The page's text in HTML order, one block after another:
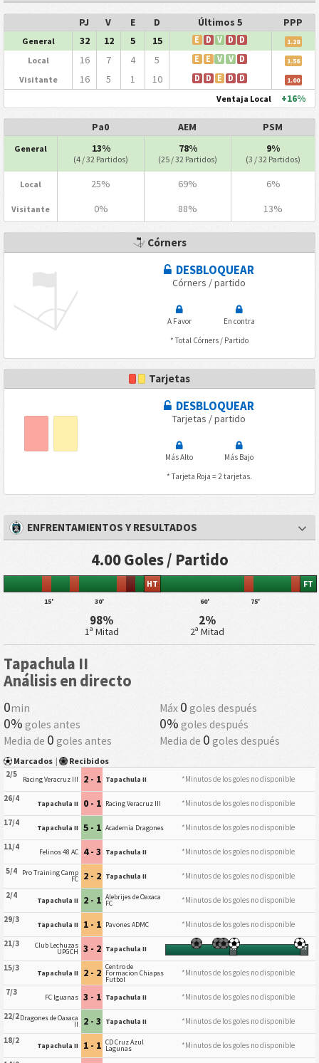
PJ V E D Últimos 5 PPP
General 32 12 5 15 E D V D D 1.28
Local 16 7 4 5 E E V V D 1.56
Visitante 16 5 1 10 D D E D D 1.00
Ventaja Local +16%
Pa0 AEM PSM
General 13%
(4 / 32 Partidos)
78%
(25 / 32 Partidos)
9%
(3 / 32 Partidos)
Local 25% 69% 6%
Visitante 0% 88% 13%
Córners
DESBLOQUEAR
Córners / partido
A Favor
En contra
* Total Córners / Partido
Tarjetas
DESBLOQUEAR
Tarjetas / partido
Más Alto
Más Bajo
* Tarjeta Roja = 2 tarjetas.
ENFRENTAMIENTOS Y RESULTADOS
4.00 Goles / Partido
15' 30'
HT
60' 75'
FT
98%
1ª Mitad
2%
2ª Mitad
Tapachula II
Análisis en directo
0min Máx 0 goles después
0% goles antes 0% goles después
Media de 0 goles antes Media de 0 goles después
Marcados | Recibidos
2/5 Racing Veracruz III 2 - 1 Tapachula II
*Minutos de los goles no disponible
26/4
Tapachula II 0 - 1 Racing Veracruz III
*Minutos de los goles no disponible
17/4
Tapachula II 5 - 1 Academia Dragones
*Minutos de los goles no disponible
11/4
Felinos 48 AC 4 - 3 Tapachula II
*Minutos de los goles no disponible
5/4
Pro Training Camp
FC 2 - 2 Tapachula II
*Minutos de los goles no disponible
2/4
Tapachula II 2 - 1 Alebrijes de Oaxaca
FC
*Minutos de los goles no disponible
29/3
Tapachula II 1 - 1 Pavones ADMC
*Minutos de los goles no disponible
21/3
Club Lechuzas
UPGCH 3 - 2 Tapachula II HT FT
15/3 Tapachula II 2 - 2 Centro de
Formacion Chiapas
Futbol
*Minutos de los goles no disponible
7/3
FC Iguanas 3 - 1 Tapachula II
*Minutos de los goles no disponible
22/2Dragones de Oaxaca
II 2 - 3 Tapachula II
*Minutos de los goles no disponible
18/2
Tapachula II 1 - 1 CD Cruz Azul
Lagunas
*Minutos de los goles no disponible